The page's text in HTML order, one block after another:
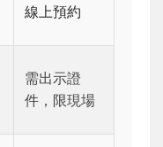
線上預約
需出示證
件，限現場